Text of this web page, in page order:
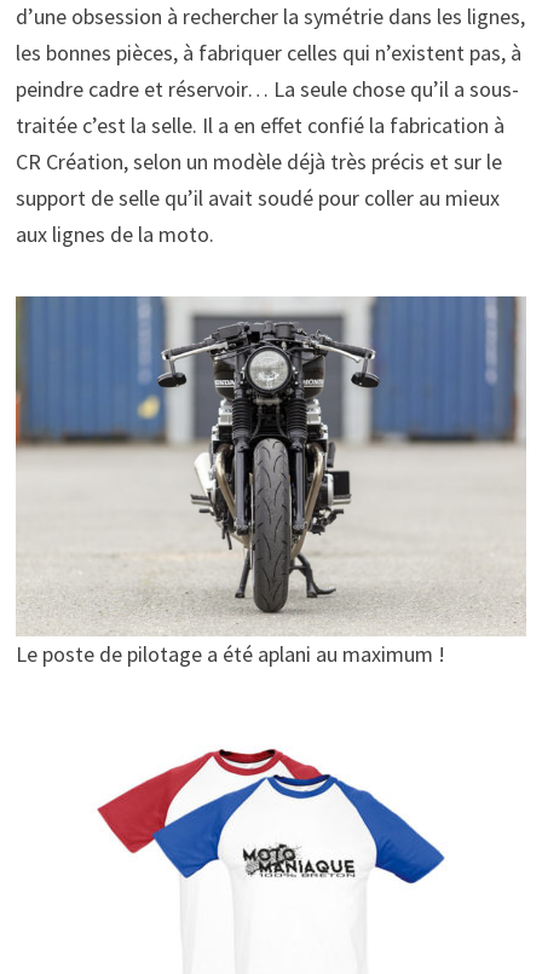
d’une obsession à rechercher la symétrie dans les lignes,
les bonnes pièces, à fabriquer celles qui n’existent pas, à
peindre cadre et réservoir… La seule chose qu’il a sous-
traitée c’est la selle. Il a en effet confié la fabrication à
CR Création, selon un modèle déjà très précis et sur le
support de selle qu’il avait soudé pour coller au mieux
aux lignes de la moto.
Le poste de pilotage a été aplani au maximum !